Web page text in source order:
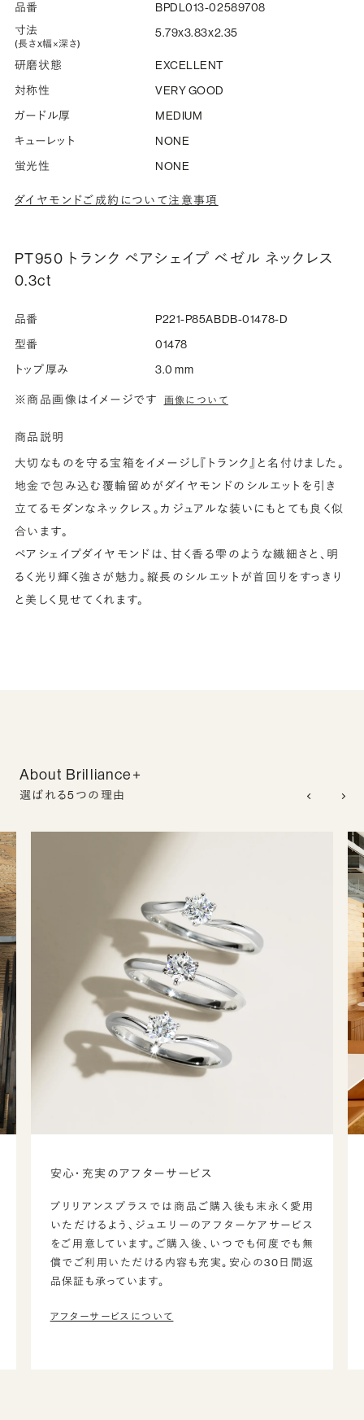
品番
BPDL013-02589708
寸法
(長さx幅×深さ)
5.79x3.83x2.35
研磨状態
EXCELLENT
対称性
VERY GOOD
ガードル厚
MEDIUM
キューレット
NONE
蛍光性
NONE
ダイヤモンドご成約について注意事項
PT950 トランク ペアシェイプ ベゼル ネックレス
0.3ct
品番
P221-P85ABDB-01478-D
型番
01478
トップ厚み
3.0 mm
※商品画像はイメージです 画像について
商品説明
大切なものを守る宝箱をイメージし『トランク』と名付けました。
地金で包み込む覆輪留めがダイヤモンドのシルエットを引き
立てるモダンなネックレス。カジュアルな装いにもとても良く似
合います。
ペアシェイプダイヤモンドは、甘く香る雫のような繊細さと、明
るく光り輝く強さが魅力。縦長のシルエットが首回りをすっきり
と美しく見せてくれます。
About Brilliance+
選ばれる5つの理由
安心・充実のアフターサービス
ブリリアンスプラスでは商品ご購入後も末永く愛用
いただけるよう、ジュエリーのアフターケアサービス
をご用意しています。ご購入後、いつでも何度でも無
償でご利用いただける内容も充実。安心の30日間返
品保証も承っています。
アフターサービスについて